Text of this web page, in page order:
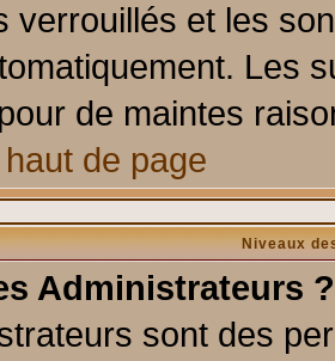
verrouillés et les
Les
de maintes
de page
Niveaux
Administrateurs ?
sont des